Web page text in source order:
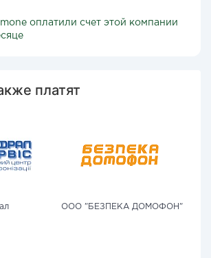
оплатили счет этой компании
платят
ООО "БЕЗПЕКА ДОМОФОН"